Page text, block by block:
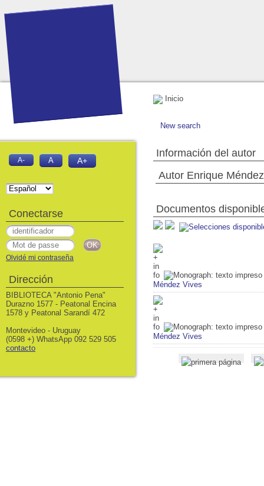
Inicio
New search
Información del autor
Autor Enrique
Documentos
Méndez Vives
Méndez Vives
A- A A+
Conectarse
Olvidé mi contraseña
Dirección
BIBLIOTECA "Antonio Pena"
Durazno 1577 - Peatonal Encina
1578 y Peatonal Sarandí 472
Montevideo - Uruguay
(0598 +) WhatsApp 092 529 505
contacto